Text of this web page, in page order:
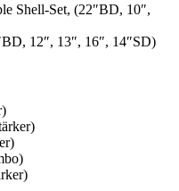
Shell-Set, (22″BD, 10″,
12″, 13″, 16″, 14″SD)